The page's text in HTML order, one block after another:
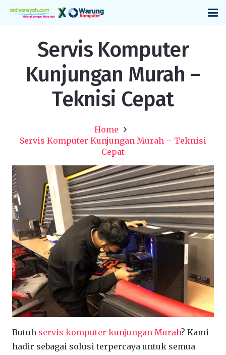
Servis Komputer
Kunjungan Murah –
Teknisi Cepat
Home
Servis Komputer Kunjungan Murah – Teknisi
Cepat
Butuh servis komputer kunjungan Murah? Kami
hadir sebagai solusi terpercaya untuk semua